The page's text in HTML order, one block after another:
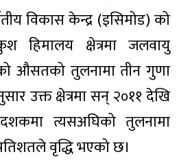
विकास केन्द्र (इसिमोड) को
हिमालय क्षेत्रमा जलवायु
औसतको तुलनामा तीन गुणा
उक्त क्षेत्रमा सन् २०११ देखि
त्यसअघिको तुलनामा
वृद्धि भएको छ।